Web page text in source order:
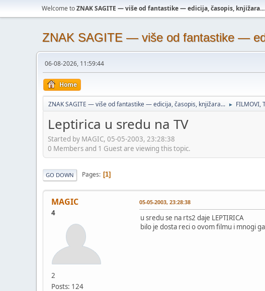
Welcome toZNAK SAGITE — više od fantastike — edicija, časopis, knjižara...
ZNAK SAGITE — više od fantastike —
06-08-2026, 11:59:44
Home
ZNAK SAGITE — više od fantastike — edicija, časopis, knjižara... ► FILMOVI,
Leptirica u sredu na TV
Started by MAGIC, 05-05-2003, 23:28:38
0 Members and 1 Guest are viewing this topic.
GO DOWN Pages 1
MAGIC
4
2
Posts: 124
05-05-2003, 23:28:38
u sredu se na rts2 daje LEPTIRICA
bilo je dosta reci o ovom filmu i mnogi